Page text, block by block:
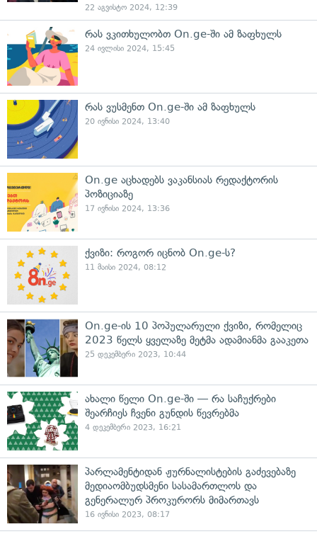
22 აგვისტო 2024, 12:39
რას ვკითხულობთ On.ge-ში ამ ზაფხულს
24 ივლისი 2024, 15:45
რას ვუსმენთ On.ge-ში ამ ზაფხულს
20 ივნისი 2024, 13:40
On.ge აცხადებს ვაკანსიას რედაქტორის
პოზიციაზე
17 ივნისი 2024, 13:36
ქვიზი: როგორ იცნობ On.ge-ს?
11 მაისი 2024, 08:12
On.ge-ის 10 პოპულარული ქვიზი, რომელიც
2023 წელს ყველაზე მეტმა ადამიანმა გააკეთა
25 დეკემბერი 2023, 10:44
ახალი წელი On.ge-ში — რა საჩუქრები
შეარჩიეს ჩვენი გუნდის წევრებმა
4 დეკემბერი 2023, 16:21
პარლამენტიდან ჟურნალისტების გაძევებაზე
მედიაომბუდსმენი სასამართლოს და
გენერალურ პროკურორს მიმართავს
16 ივნისი 2023, 08:17